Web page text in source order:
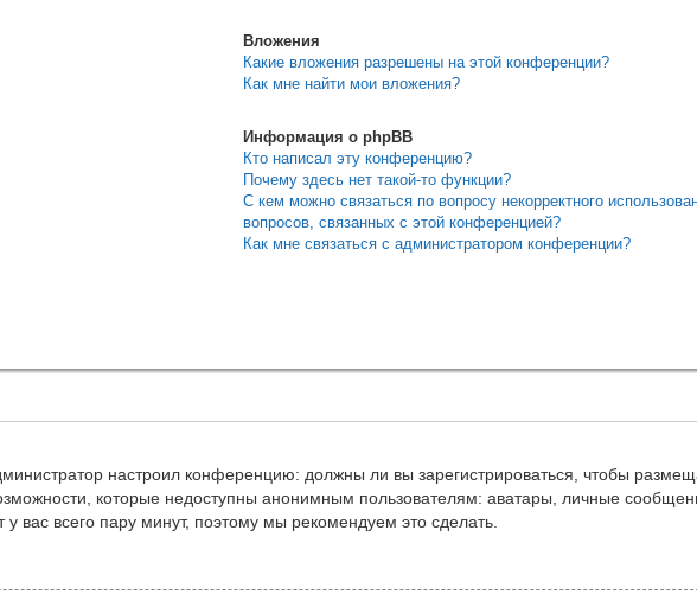
Вложения
Какие вложения разрешены на этой конференции?
Как мне найти мои вложения?
Информация о phpBB
Кто написал эту конференцию?
Почему здесь нет такой-то функции?
С кем можно связаться по вопросу некорректного
вопросов, связанных с этой конференцией?
Как мне связаться с администратором конференции?
настроил конференцию: должны ли вы зарегистрироваться, чтобы
которые недоступны анонимным пользователям: аватары, личные
вас всего пару минут, поэтому мы рекомендуем это сделать.